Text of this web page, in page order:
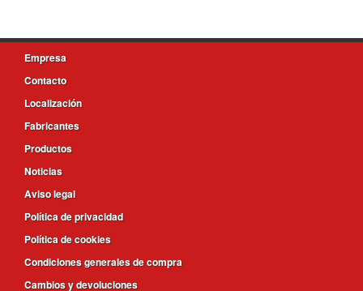
Empresa
Contacto
Localización
Fabricantes
Productos
Noticias
Aviso legal
Política de privacidad
Política de cookies
Condiciones generales de compra
Cambios y devoluciones